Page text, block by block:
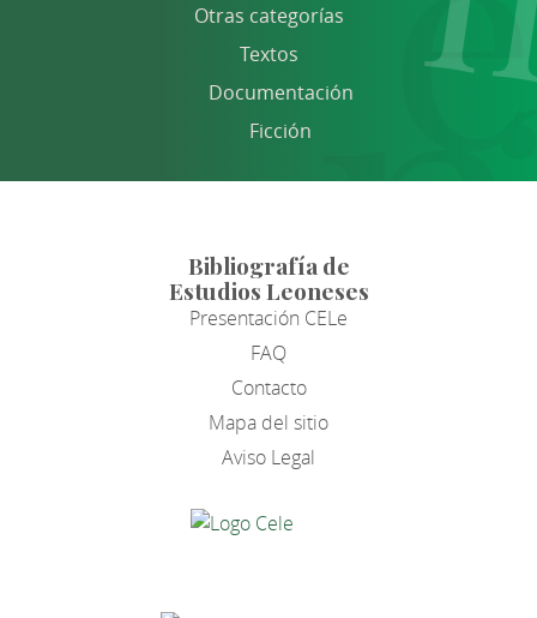
Otras categorías
Textos
Documentación
Ficción
Bibliografía de
Estudios Leoneses
Presentación CELe
FAQ
Contacto
Mapa del sitio
Aviso Legal